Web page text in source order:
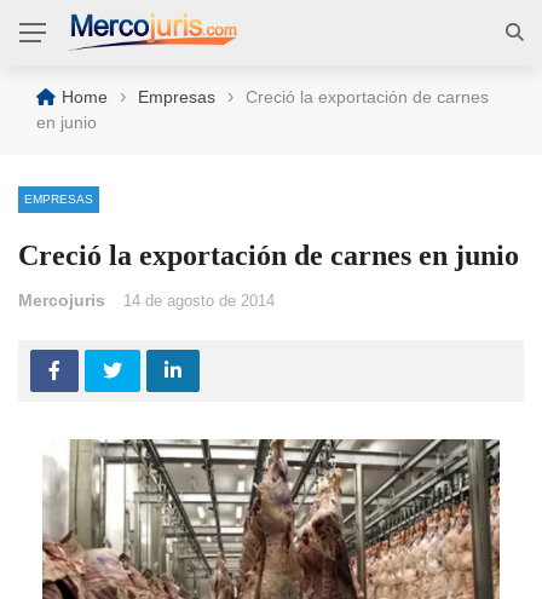
Home › Empresas ›
Creció la exportación de carnes
en junio
EMPRESAS
Creció la exportación de carnes en junio
Mercojuris 14 de agosto de 2014